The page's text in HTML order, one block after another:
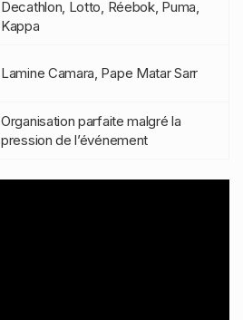
Decathlon, Lotto, Réebok, Puma,
Kappa
Lamine Camara, Pape Matar Sarr
Organisation parfaite malgré la
pression de l’événement